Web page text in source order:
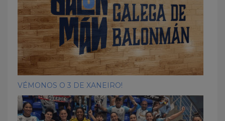
VÉMONOS O 3 DE XANEIRO!